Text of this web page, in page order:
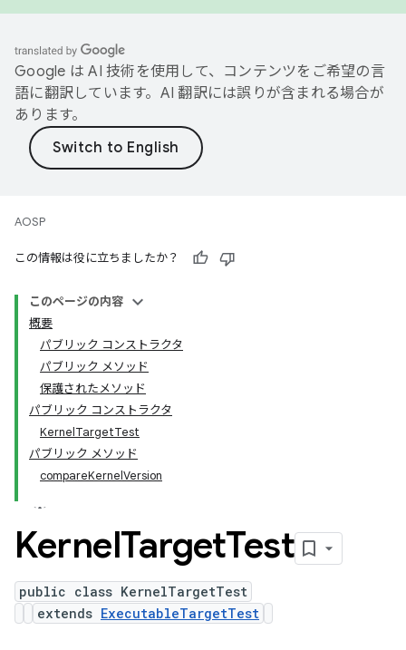
Google は AI 技術を使用して、コンテンツをご希望の言
語に翻訳しています。AI 翻訳には誤りが含まれる場合が
あります。
AOSP
この情報は役に立ちましたか？
このページの内容
概要
パブリック コンストラクタ
パブリック メソッド
保護されたメソッド
パブリック コンストラクタ
KernelTargetTest
パブリック メソッド
compareKernelVersion
KernelTargetTest
public class KernelTargetTest
extends ExecutableTargetTest